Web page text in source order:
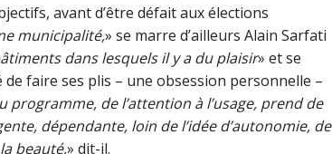
avant d’être défait aux élections
municipalité,» se marre d’ailleurs Alain Sarfati
dans lesquels il y a du plaisir» et se
faire ses plis – une obsession personnelle –
programme, de l’attention à l’usage, prend de
dépendante, loin de l’idée d’autonomie, de
beauté,» dit-il.